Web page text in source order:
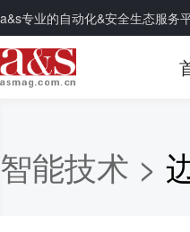
a&s专业的自动化&安全生态服务
智能技术 >